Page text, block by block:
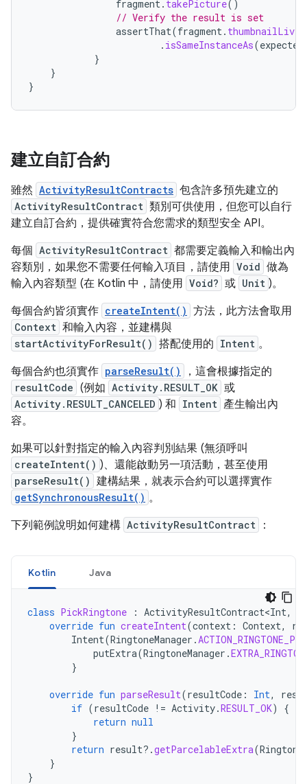
fragment. takePicture()
// Verify the result is set
assertThat(fragment.
. isSameInstanceAs(
}
}
}
建立自訂合約
雖然 ActivityResultContracts 包含許多預先建立的
ActivityResultContract 類別可供使用，但您可以自行
建立自訂合約，提供確實符合您需求的類型安全 API。
每個 ActivityResultContract 都需要定義輸入和輸出內
容類別，如果您不需要任何輸入項目，請使用 Void 做為
輸入內容類型 (在 Kotlin 中，請使用 Void? 或 Unit )。
每個合約皆須實作 createIntent() 方法，此方法會取用
Context 和輸入內容，並建構與
startActivityForResult() 搭配使用的 Intent 。
每個合約也須實作 parseResult() ，這會根據指定的
resultCode (例如 Activity.RESULT_OK 或
Activity.RESULT_CANCELED ) 和 Intent 產生輸出內
容。
如果可以針對指定的輸入內容判別結果 (無須呼叫
createIntent() )、還能啟動另一項活動，甚至使用
parseResult() 建構結果，就表示合約可以選擇實作
getSynchronousResult() 。
下列範例說明如何建構 ActivityResultContract ：
Kotlin Java
class PickRingtone : ActivityResultContract<Int,
override fun createIntent(context : Context,
Intent(RingtoneManager .
putExtra(RingtoneManager .
}
override fun parseResult(resultCode : Int,
if (resultCode != Activity.RESULT_OK)
{
return null
}
return result?.getParcelableExtra(
}
}